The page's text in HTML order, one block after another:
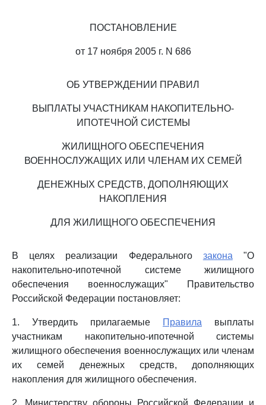
ПОСТАНОВЛЕНИЕ
от 17 ноября 2005 г. N 686
ОБ УТВЕРЖДЕНИИ ПРАВИЛ
ВЫПЛАТЫ УЧАСТНИКАМ НАКОПИТЕЛЬНО-
ИПОТЕЧНОЙ СИСТЕМЫ
ЖИЛИЩНОГО ОБЕСПЕЧЕНИЯ
ВОЕННОСЛУЖАЩИХ ИЛИ ЧЛЕНАМ ИХ СЕМЕЙ
ДЕНЕЖНЫХ СРЕДСТВ, ДОПОЛНЯЮЩИХ
НАКОПЛЕНИЯ
ДЛЯ ЖИЛИЩНОГО ОБЕСПЕЧЕНИЯ
В целях реализации Федерального закона "О
накопительно-ипотечной системе жилищного
обеспечения военнослужащих" Правительство
Российской Федерации постановляет:
1. Утвердить прилагаемые Правила выплаты
участникам накопительно-ипотечной системы
жилищного обеспечения военнослужащих или членам
их семей денежных средств, дополняющих
накопления для жилищного обеспечения.
2. Министерству обороны Российской Федерации и